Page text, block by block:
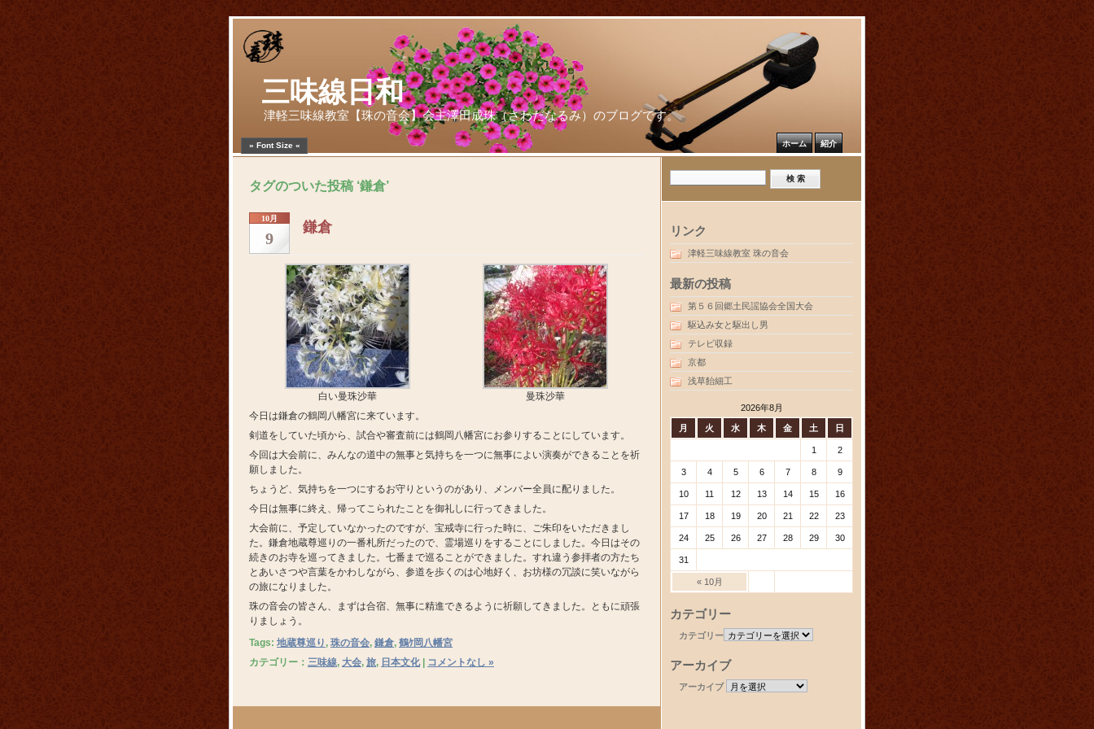
三味線日和
津軽三味線教室【珠の音会】会主澤田成珠（さわだなるみ）のブログです。
» Font Size « ホーム 紹介
タグのついた投稿 ‘鎌倉’
10月
9
鎌倉
白い曼珠沙華
曼珠沙華
今日は鎌倉の鶴岡八幡宮に来ています。
剣道をしていた頃から、試合や審査前には鶴岡八幡宮にお参りすることにしています。
今回は大会前に、みんなの道中の無事と気持ちを一つに無事によい演奏ができることを祈
願しました。
ちょうど、気持ちを一つにするお守りというのがあり、メンバー全員に配りました。
今日は無事に終え、帰ってこられたことを御礼しに行ってきました。
大会前に、予定していなかったのですが、宝戒寺に行った時に、ご朱印をいただきまし
た。鎌倉地蔵尊巡りの一番札所だったので、霊場巡りをすることにしました。今日はその
続きのお寺を巡ってきました。七番まで巡ることができました。すれ違う参拝者の方たち
とあいさつや言葉をかわしながら、参道を歩くのは心地好く、お坊様の冗談に笑いながら
の旅になりました。
珠の音会の皆さん、まずは合宿、無事に精進できるように祈願してきました。ともに頑張
りましょう。
Tags: 地蔵尊巡り , 珠の音会, 鎌倉, 鶴ｹ岡八幡宮
カテゴリー： 三味線, 大会, 旅, 日本文化| コメントなし »
リンク
津軽三味線教室 珠の音会
最新の投稿
第５６回郷土民謡協会全国大会
駆込み女と駆出し男
テレビ収録
京都
浅草飴細工
2026年8月
月 火 水 木 金 土 日
« 10月
1 2
3 4 5 6 7 8 9
10 11 12 13 14 15 16
17 18 19 20 21 22 23
24 25 26 27 28 29 30
31
カテゴリー
カテゴリー
アーカイブ
アーカイブ